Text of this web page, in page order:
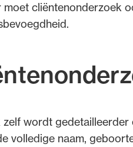
cliëntenonderzoek
wordt
volledige naam,